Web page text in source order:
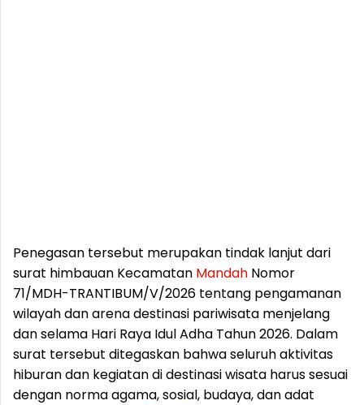
Penegasan tersebut merupakan tindak lanjut dari
surat himbauan Kecamatan Mandah Nomor
71/MDH-TRANTIBUM/V/2026 tentang pengamanan
wilayah dan arena destinasi pariwisata menjelang
dan selama Hari Raya Idul Adha Tahun 2026. Dalam
surat tersebut ditegaskan bahwa seluruh aktivitas
hiburan dan kegiatan di destinasi wisata harus sesuai
dengan norma agama, sosial, budaya, dan adat